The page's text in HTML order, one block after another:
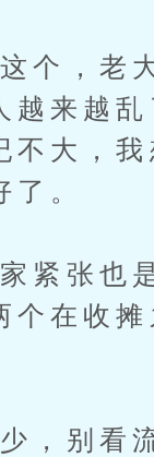
个，老
越来越
大，
。
紧张也
个在收
别看